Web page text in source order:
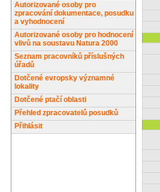
Autorizované osoby pro
zpracování dokumentace, posudku
a vyhodnocení
Autorizované osoby pro hodnocení
vlivů na soustavu Natura 2000
Seznam pracovníků příslušných
úřadů
Dotčené evropsky významné
lokality
Dotčené ptačí oblasti
Přehled zpracovatelů posudků
Přihlásit